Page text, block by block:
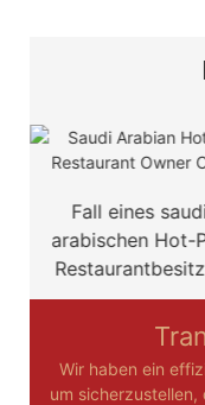
Fall eines
arabischen Hot-
Wir haben ein
um